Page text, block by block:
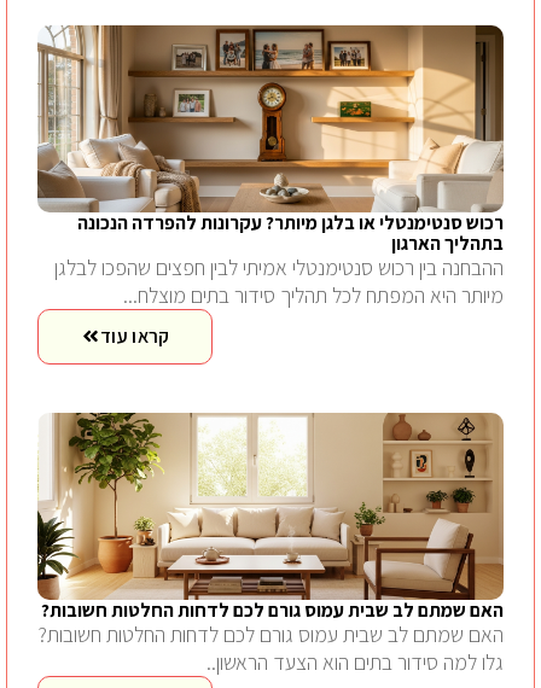
רכוש סנטימנטלי או בלגן מיותר? עקרונות להפרדה הנכונה
בתהליך הארגון
ההבחנה בין רכוש סנטימנטלי אמיתי לבין חפצים שהפכו לבלגן
מיותר היא המפתח לכל תהליך סידור בתים מוצלח...
קראו עוד
האם שמתם לב שבית עמוס גורם לכם לדחות החלטות חשובות?
האם שמתם לב שבית עמוס גורם לכם לדחות החלטות חשובות?
גלו למה סידור בתים הוא הצעד הראשון..